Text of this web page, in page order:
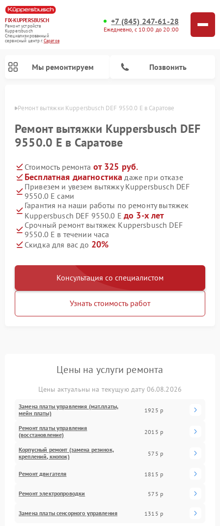
FIX-KUPPERSBUSCH
Ремонт устройств
Kuppersbusch
Специализированный
cервисный центр г.Саратов
+7 (845) 247-61-28
Ежедневно, с 10:00 до 20:00
Мы ремонтируем Позвонить
Ремонт вытяжки Kuppersbusch DEF 9550.0 E в Саратове
Ремонт вытяжки Kuppersbusch DEF
9550.0 E в Саратове
Стоимость ремонта от 325 руб.
Бесплатная диагностика даже при отказе
Привезем и увезем вытяжку Kuppersbusch DEF
9550.0 E сами
Гарантия на наши работы по ремонту вытяжек
Kuppersbusch DEF 9550.0 E до 3-х лет
Срочный ремонт вытяжек Kuppersbusch DEF
9550.0 E в течении часа
Скидка для вас до 20%
Консультация со специалистом
Узнать стоимость работ
Цены на услуги ремонта
Цены актуальны на текущую дату 06.08.2026
Замена платы управления (мат.платы,
мейн платы)
1925 р
Ремонт платы управления
(восстановление)
2015 р
Корпусный ремонт (замена резинок,
креплений, кнопок)
575 р
Ремонт двигателя 1815 р
Ремонт электропроводки 575 р
Замена платы сенсорного управления 1315 р